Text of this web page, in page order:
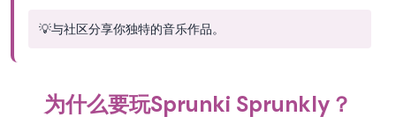
💡与社区分享你独特的音乐作品。
为什么要玩Sprunki Sprunkly？